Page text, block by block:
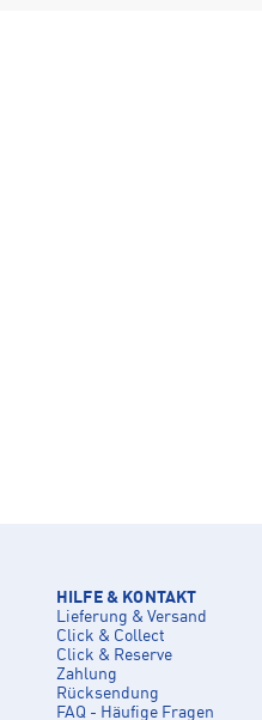
HILFE & KONTAKT
Lieferung & Versand
Click & Collect
Click & Reserve
Zahlung
Rücksendung
FAQ - Häufige Fragen